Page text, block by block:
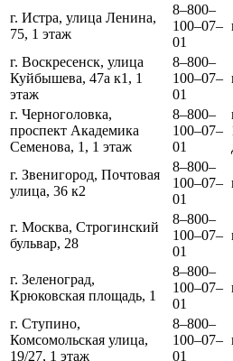
г. Истра, улица Ленина,
75, 1 этаж
8‒800‒
100‒07‒
01
г. Воскресенск, улица
Куйбышева, 47а к1, 1
этаж
8‒800‒
100‒07‒
01
г. Черноголовка,
проспект Академика
Семенова, 1, 1 этаж
8‒800‒
100‒07‒
01
г. Звенигород, Почтовая
улица, 36 к2
8‒800‒
100‒07‒
01
г. Москва, Строгинский
бульвар, 28
8‒800‒
100‒07‒
01
г. Зеленоград,
Крюковская площадь, 1
8‒800‒
100‒07‒
01
г. Ступино,
Комсомольская улица,
19/27, 1 этаж
8‒800‒
100‒07‒
01